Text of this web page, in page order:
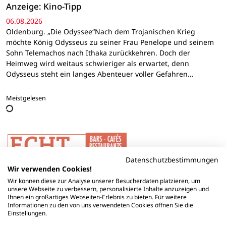
Anzeige: Kino-Tipp
06.08.2026
Oldenburg. „Die Odyssee“Nach dem Trojanischen Krieg
möchte König Odysseus zu seiner Frau Penelope und seinem
Sohn Telemachos nach Ithaka zurückkehren. Doch der
Heimweg wird weitaus schwieriger als erwartet, denn
Odysseus steht ein langes Abenteuer voller Gefahren…
Meistgelesen
Datenschutzbestimmungen
Wir verwenden Cookies!
Wir können diese zur Analyse unserer Besucherdaten platzieren, um
unsere Webseite zu verbessern, personalisierte Inhalte anzuzeigen und
Ihnen ein großartiges Webseiten-Erlebnis zu bieten. Für weitere
Informationen zu den von uns verwendeten Cookies öffnen Sie die
Einstellungen.